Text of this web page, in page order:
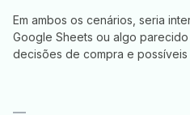
Em ambos os cenários, seria
Google Sheets ou algo parecido
decisões de compra e possíveis